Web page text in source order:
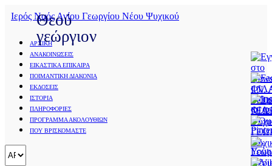
Ιερός Ναός Αγίου Γεωργίου Νέου Ψυχικού
Θεού
γεώργιον
ΑΡΧΙΚΗ
ΑΝΑΚΟΙΝΩΣΕΙΣ
ΕΙΚΑΣΤΙΚΑ ΕΠΙΚΑΙΡΑ
ΠΟΙΜΑΝΤΙΚΗ ΔΙΑΚΟΝΙΑ
ΕΚΔΟΣΕΙΣ
ΙΣΤΟΡΙΑ
ΠΛΗΡΟΦΟΡΙΕΣ
ΠΡΟΓΡΑΜΜΑ ΑΚΟΛΟΥΘΙΩΝ
ΠΟΥ ΒΡΙΣΚΟΜΑΣΤΕ